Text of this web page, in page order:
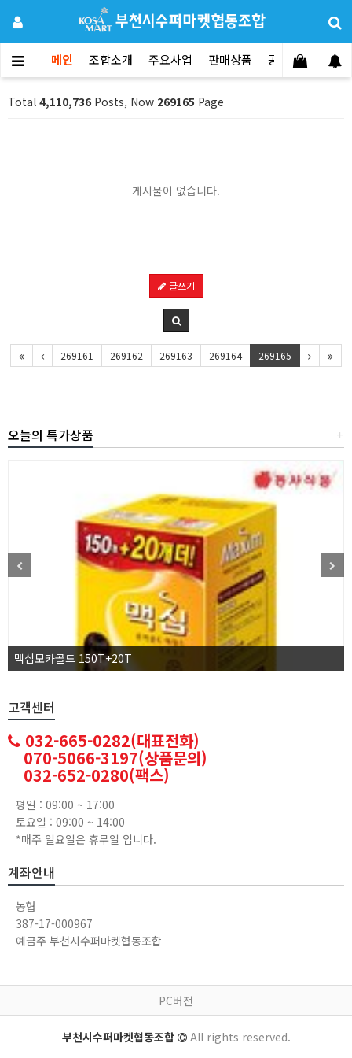
메인 조합소개 주요사업 판매상품 공지사항 문
Total 4,110,736 Posts, Now 269165 Page
게시물이 없습니다.
글쓰기
269161 269162 269163 269164 269165
+
오늘의 특가상품
맥심모카골드 150T+20T
고객센터
032-665-0282(대표전화)
070-5066-3197(상품문의)
032-652-0280(팩스)
평일 : 09:00 ~ 17:00
토요일 : 09:00 ~ 14:00
*매주 일요일은 휴무일 입니다.
계좌안내
농협
387-17-000967
예금주 부천시수퍼마켓협동조합
PC버전
부천시수퍼마켓협동조합 All rights reserved.